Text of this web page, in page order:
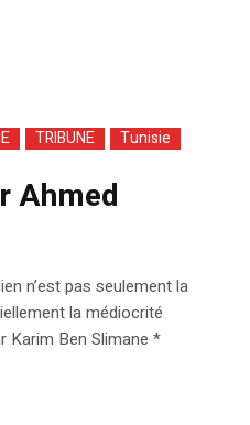
TRIBUNE Tunisie
Ahmed
n’est pas seulement la
la médiocrité
Karim Ben Slimane *